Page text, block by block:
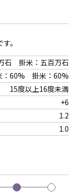
。
石 掛米：五百万石
：60% 掛米：60%
15度以上16度未満
+6
1.2
1.0